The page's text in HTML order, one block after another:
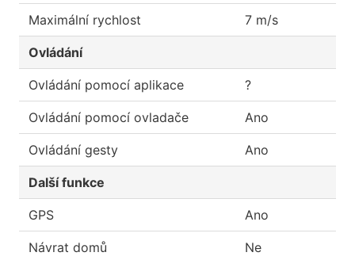
Maximální rychlost 7 m/s
Ovládání
Ovládání pomocí aplikace ?
Ovládání pomocí ovladače Ano
Ovládání gesty Ano
Další funkce
GPS Ano
Návrat domů Ne